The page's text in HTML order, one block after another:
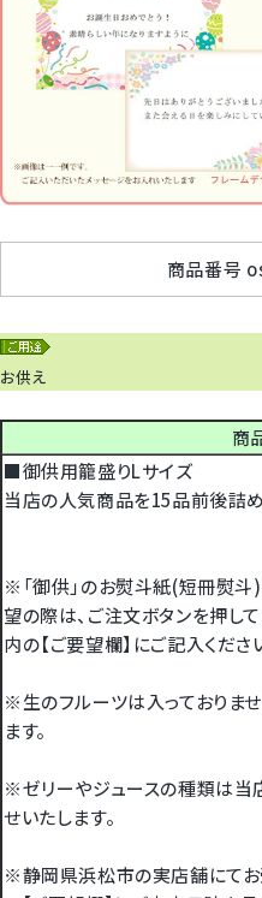
商品番号
お供え
商
■御供用籠盛りLサイズ
当店の人気商品を15品前後詰め
※「御供」のお熨斗紙(短冊熨斗
望の際は、ご注文ボタンを押し
内の【ご要望欄】にご記入くださ
※生のフルーツは入っておりま
ます。
※ゼリーやジュースの種類は当
せいたします。
※静岡県浜松市の実店舗にてお